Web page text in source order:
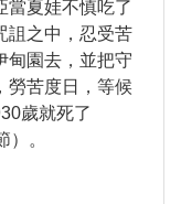
當夏娃不慎吃了
詛之中，忍受苦
甸園去，並把守
勞苦度日，等候
歲就死了
）。